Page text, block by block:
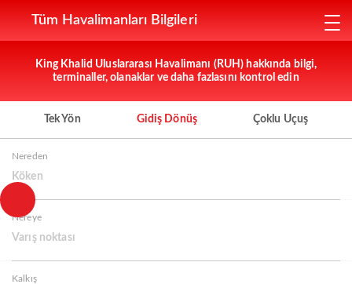
Tüm Havalimanları Bilgileri
King Khalid Uluslararası Havalimanı (RUH) hakkında bilgi,
terminaller, olanaklar ve daha fazlasını kontrol edin
Tek Yön Gidiş Dönüş Çoklu Uçuş
Nereden
Köken
Nereye
Varış noktası
Kalkış